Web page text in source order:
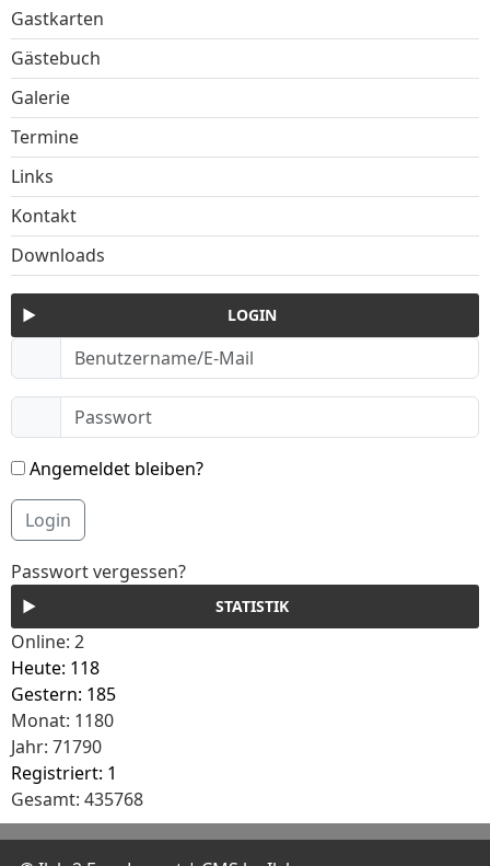
Gastkarten
Gästebuch
Galerie
Termine
Links
Kontakt
Downloads
LOGIN
Angemeldet bleiben?
Login
Passwort vergessen?
STATISTIK
Online: 2
Heute: 118
Gestern: 185
Monat: 1180
Jahr: 71790
Registriert: 1
Gesamt: 435768